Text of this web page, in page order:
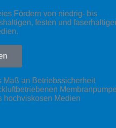
Fördern von niedrig- bis
festen und
Maß an Betriebssicherheit
hochviskosen Medien